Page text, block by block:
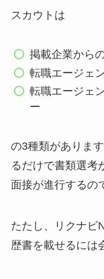
スカウトは
掲載企業から
転職エージェ
転職エージェ
ー
の3種類があります
るだけで書類選考
面接が進行するの
たたし、リクナビ
歴書を載せるには